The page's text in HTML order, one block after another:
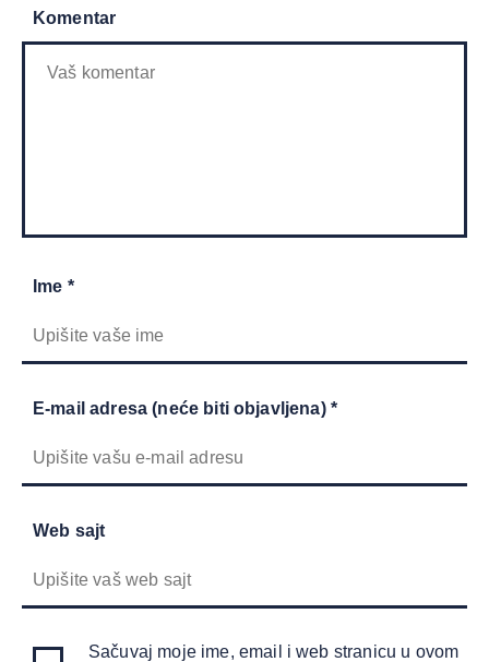
Komentar
Ime *
E-mail adresa (neće biti objavljena) *
Web sajt
Sačuvaj moje ime, email i web stranicu u ovom